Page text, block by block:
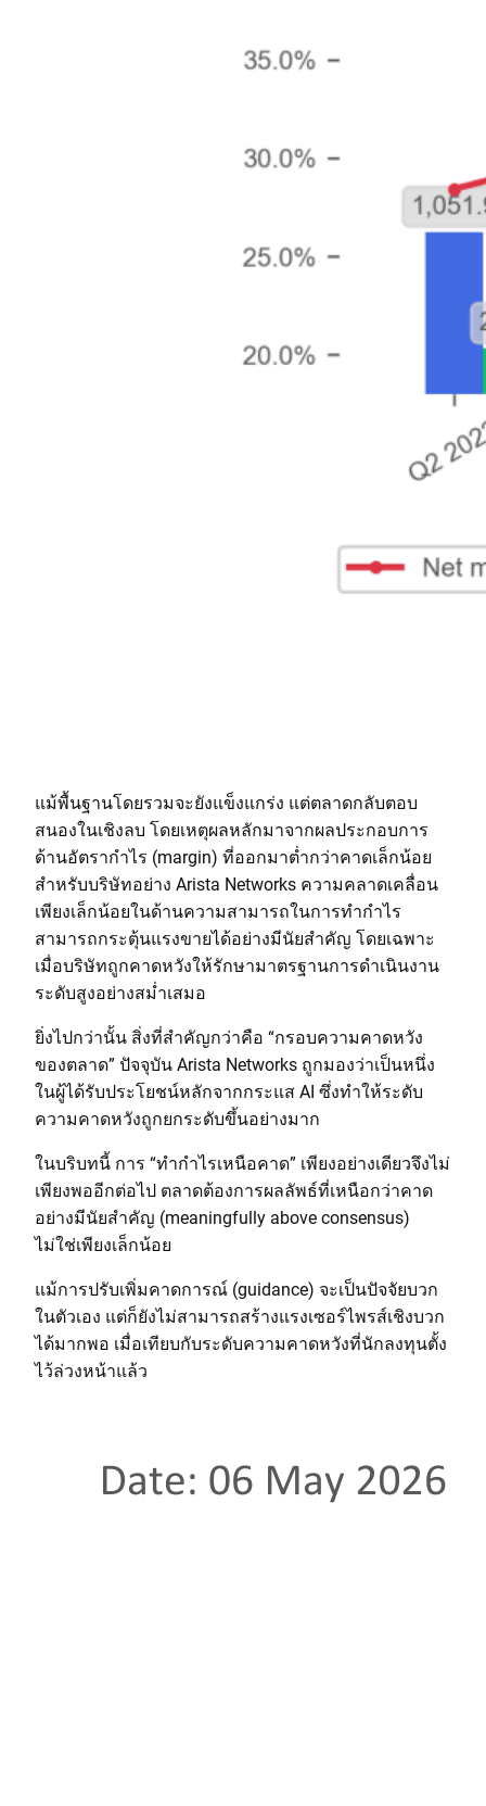
แม้พื้นฐานโดยรวมจะยังแข็งแกร่ง แต่ตลาดกลับตอบ
สนองในเชิงลบ โดยเหตุผลหลักมาจากผลประกอบการ
ด้านอัตรากำไร (margin) ที่ออกมาต่ำกว่าคาดเล็กน้อย
สำหรับบริษัทอย่าง Arista Networks ความคลาดเคลื่อน
เพียงเล็กน้อยในด้านความสามารถในการทำกำไร
สามารถกระตุ้นแรงขายได้อย่างมีนัยสำคัญ โดยเฉพาะ
เมื่อบริษัทถูกคาดหวังให้รักษามาตรฐานการดำเนินงาน
ระดับสูงอย่างสม่ำเสมอ
ยิ่งไปกว่านั้น สิ่งที่สำคัญกว่าคือ “กรอบความคาดหวัง
ของตลาด” ปัจจุบัน Arista Networks ถูกมองว่าเป็นหนึ่ง
ในผู้ได้รับประโยชน์หลักจากกระแส AI ซึ่งทำให้ระดับ
ความคาดหวังถูกยกระดับขึ้นอย่างมาก
ในบริบทนี้ การ “ทำกำไรเหนือคาด” เพียงอย่างเดียวจึงไม่
เพียงพออีกต่อไป ตลาดต้องการผลลัพธ์ที่เหนือกว่าคาด
อย่างมีนัยสำคัญ (meaningfully above consensus)
ไม่ใช่เพียงเล็กน้อย
แม้การปรับเพิ่มคาดการณ์ (guidance) จะเป็นปัจจัยบวก
ในตัวเอง แต่ก็ยังไม่สามารถสร้างแรงเซอร์ไพรส์เชิงบวก
ได้มากพอ เมื่อเทียบกับระดับความคาดหวังที่นักลงทุนตั้ง
ไว้ล่วงหน้าแล้ว